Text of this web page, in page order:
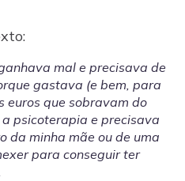
mal e precisava de
gastava (e bem, para
euros que sobravam do
psicoterapia e precisava
da minha mãe ou de uma
para conseguir ter